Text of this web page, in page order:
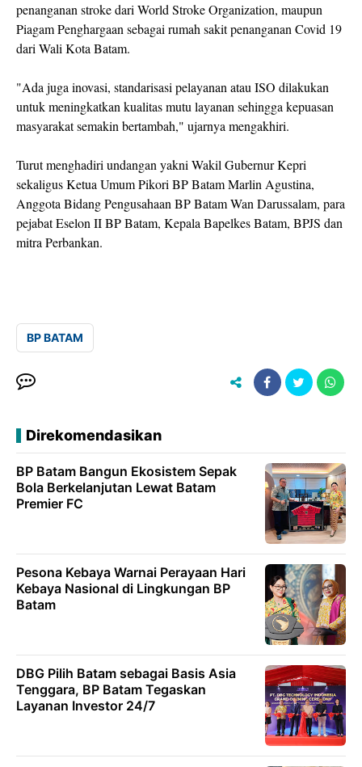
penanganan stroke dari World Stroke Organization, maupun
Piagam Penghargaan sebagai rumah sakit penanganan Covid 19
dari Wali Kota Batam.
"Ada juga inovasi, standarisasi pelayanan atau ISO dilakukan
untuk meningkatkan kualitas mutu layanan sehingga kepuasan
masyarakat semakin bertambah," ujarnya mengakhiri.
Turut menghadiri undangan yakni Wakil Gubernur Kepri
sekaligus Ketua Umum Pikori BP Batam Marlin Agustina,
Anggota Bidang Pengusahaan BP Batam Wan Darussalam, para
pejabat Eselon II BP Batam, Kepala Bapelkes Batam, BPJS dan
mitra Perbankan.
BP BATAM
Direkomendasikan
BP Batam Bangun Ekosistem Sepak
Bola Berkelanjutan Lewat Batam
Premier FC
Pesona Kebaya Warnai Perayaan Hari
Kebaya Nasional di Lingkungan BP
Batam
DBG Pilih Batam sebagai Basis Asia
Tenggara, BP Batam Tegaskan
Layanan Investor 24/7